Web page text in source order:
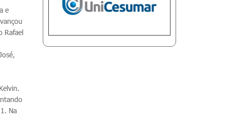
e
Rafael
Na